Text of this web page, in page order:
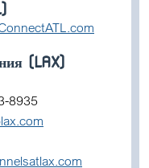
(LAX)
8935